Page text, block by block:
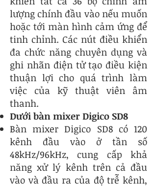
lượng chính đầu vào nếu muốn
hoặc tới màn hình cảm ứng để
tinh chỉnh. Các nút điều khiển
đa chức năng chuyên dụng và
ghi nhãn điện tử tạo điều kiện
thuận lợi cho quá trình làm
việc của kỹ thuật viên âm
thanh.
Dưới bàn mixer Digico SD8
Bàn mixer Digico SD8 có 120
kênh đầu vào ở tần số
48kHz/96kHz, cung cấp khả
năng xử lý kênh trên cả đầu
vào và đầu ra của độ trễ kênh,